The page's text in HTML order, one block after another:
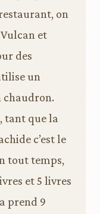
on
et
des
un
chaudron.
tant que la
c’est le
tout temps,
et 5 livres
prend 9